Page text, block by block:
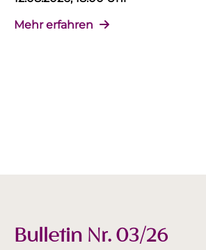
Mehr erfahren
Bulletin Nr. 03/26